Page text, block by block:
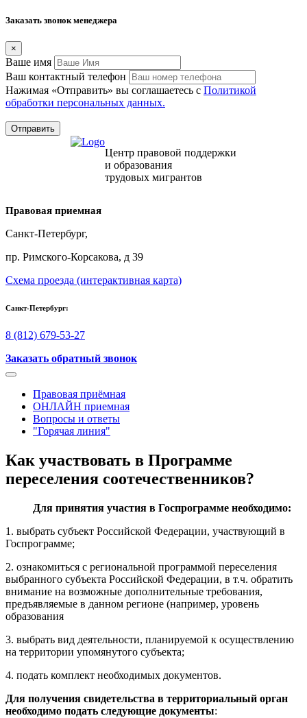
Заказать звонок менеджера
×
Вашe имя
Ваш контактный телефон
Нажимая «Отправить» вы соглашаетесь с Политикой
обработки персональных данных.
Центр правовой поддержки
и образования
трудовых мигрантов
Правовая приемная
Санкт-Петербург,
пр. Римского-Корсакова, д 39
Схема проезда (интерактивная карта)
Санкт-Петербург:
8 (812) 679-53-27
Заказать обратный звонок
Правовая приёмная
ОНЛАЙН приемная
Вопросы и ответы
"Горячая линия"
Как участвовать в Программе
переселения соотечественников?
Для принятия участия в Госпрограмме необходимо:
1. выбрать субъект Российской Федерации, участвующий в
Госпрограмме;
2. ознакомиться с региональной программой переселения
выбранного субъекта Российской Федерации, в т.ч. обратить
внимание на возможные дополнительные требования,
предъявляемые в данном регионе (например, уровень
образования
3. выбрать вид деятельности, планируемой к осуществлению
на территории упомянутого субъекта;
4. подать комплект необходимых документов.
Для получения свидетельства в территориальный орган
необходимо подать следующие документы: